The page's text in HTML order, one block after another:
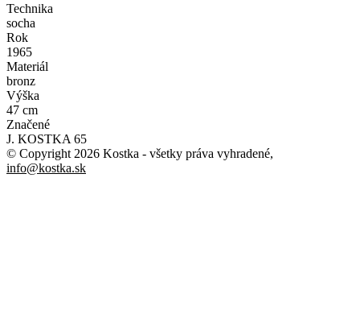
Technika
socha
Rok
1965
Materiál
bronz
Výška
47 cm
Značené
J. KOSTKA 65
© Copyright 2026 Kostka - všetky práva vyhradené,
info@kostka.sk